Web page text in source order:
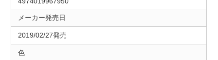
メーカー発売日
2019/02/27発売
色